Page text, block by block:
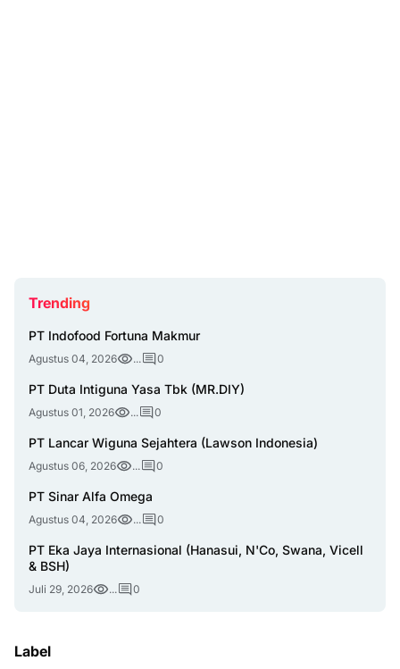
Trending
PT Indofood Fortuna Makmur
Agustus 04, 2026 ... 0
PT Duta Intiguna Yasa Tbk (MR.DIY)
Agustus 01, 2026 ... 0
PT Lancar Wiguna Sejahtera (Lawson Indonesia)
Agustus 06, 2026 ... 0
PT Sinar Alfa Omega
Agustus 04, 2026 ... 0
PT Eka Jaya Internasional (Hanasui, N'Co, Swana, Vicell
& BSH)
Juli 29, 2026 ... 0
Label